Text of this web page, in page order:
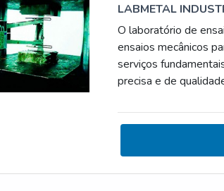
LABMETAL
O laboratório de
ensaios mecânicos
serviços
precisa e de
análise de corrosão,
análise de porosidade,